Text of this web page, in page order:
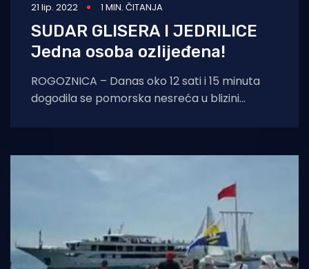
21 lip. 2022 1 MIN. ČITANJA
SUDAR GLISERA I JEDRILICE
Jedna osoba ozlijeđena!
ROGOZNICA – Danas oko 12 sati i 15 minuta
dogodila se pomorska nesreća u blizini
kako